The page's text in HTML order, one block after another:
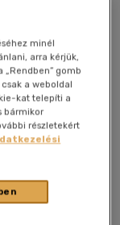
Megosztom
minél
arra kérjük,
gomb
a weboldal
kat telepíti a
bármikor
részletekért